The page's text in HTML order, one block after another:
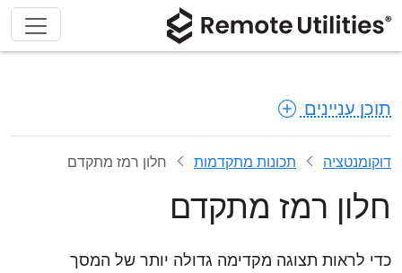
תוכן עניינים
דוקומנטציה תכונות מתקדמות חלון רמז מתקדם
חלון רמז מתקדם
כדי לראות תצוגה מקדימה גדולה יותר של המסך